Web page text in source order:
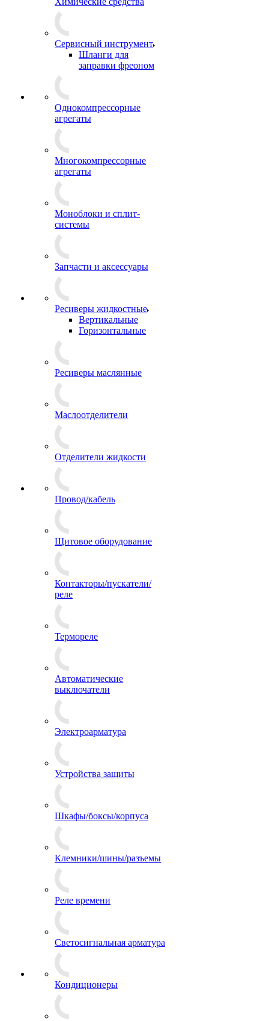
Сервисный инструмент
Шланги для
заправки фреоном
Однокомпрессорные
агрегаты
Многокомпрессорные
агрегаты
Моноблоки и сплит-
системы
Запчасти и аксессуары
Ресиверы жидкостные
Вертикальные
Горизонтальные
Ресиверы маслянные
Маслоотделители
Отделители жидкости
Провод/кабель
Щитовое оборудование
Контакторы/пускатели/
реле
Термореле
Автоматические
выключатели
Электроарматура
Устройства защиты
Шкафы/боксы/корпуса
Клемники/шины/разъемы
Реле времени
Светосигнальная арматура
Кондиционеры